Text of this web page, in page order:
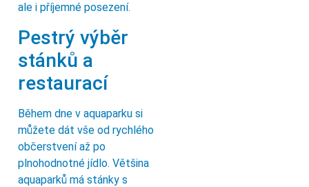
ale i příjemné posezení.
Pestrý výběr
stánků a
restaurací
Během dne v aquaparku si
můžete dát vše od rychlého
občerstvení až po
plnohodnotné jídlo. Většina
aquaparků má stánky s